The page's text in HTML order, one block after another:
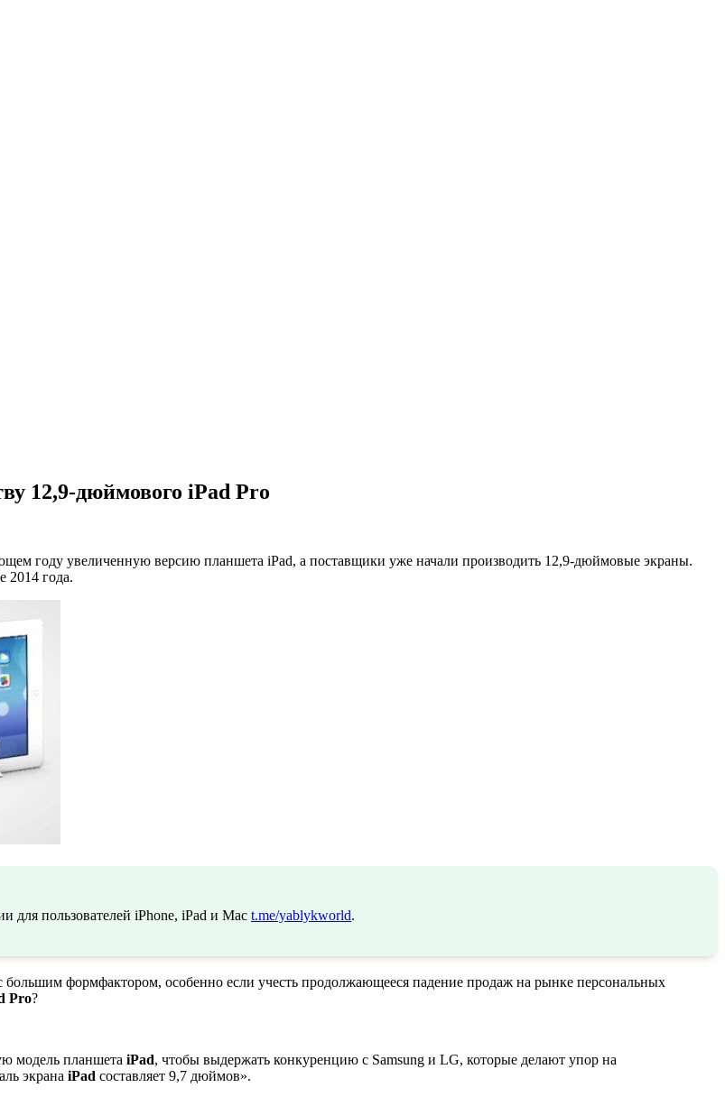
12,9-дюймового iPad Pro
году увеличенную версию планшета iPad, а поставщики уже начали производить 12,9-дюймовые экраны.
2014 года.
для пользователей iPhone, iPad и Mac t.me/yablykworld.
большим формфактором, особенно если учесть продолжающееся падение продаж на рынке персональных
Pro?
модель планшета iPad, чтобы выдержать конкуренцию с Samsung и LG, которые делают упор на
экрана iPad составляет 9,7 дюймов».